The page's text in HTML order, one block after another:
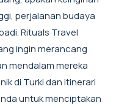
perjalanan budaya
Rituals Travel
ingin merancang
mendalam mereka
di Turki dan itinerari
untuk menciptakan